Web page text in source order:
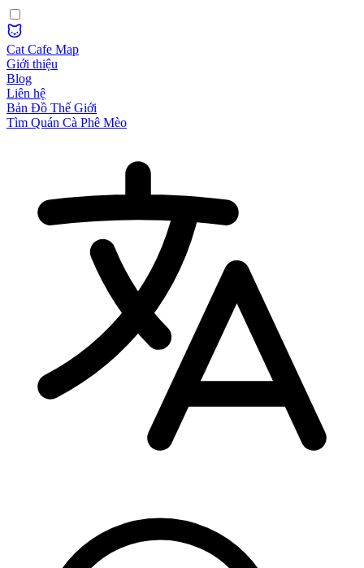
Cat Cafe Map
Giới thiệu
Blog
Liên hệ
Bản Đồ Thế Giới
Tìm Quán Cà Phê Mèo